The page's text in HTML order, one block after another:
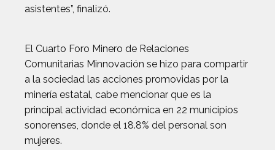
asistentes”, finalizó.
El Cuarto Foro Minero de Relaciones
Comunitarias Minnovación se hizo para compartir
a la sociedad las acciones promovidas por la
minería estatal, cabe mencionar que es la
principal actividad económica en 22 municipios
sonorenses, donde el 18.8% del personal son
mujeres.